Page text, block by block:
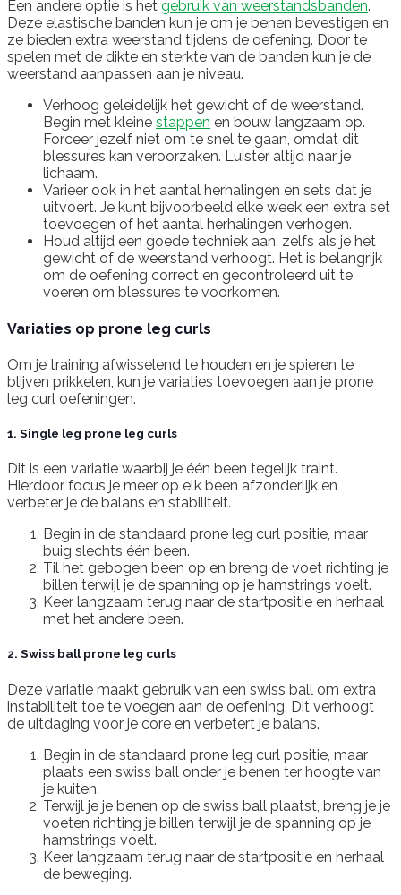
Een andere optie is het gebruik van weerstandsbanden.
Deze elastische banden kun je om je benen bevestigen en
ze bieden extra weerstand tijdens de oefening. Door te
spelen met de dikte en sterkte van de banden kun je de
weerstand aanpassen aan je niveau.
Verhoog geleidelijk het gewicht of de weerstand.
Begin met kleine stappen en bouw langzaam op.
Forceer jezelf niet om te snel te gaan, omdat dit
blessures kan veroorzaken. Luister altijd naar je
lichaam.
Varieer ook in het aantal herhalingen en sets dat je
uitvoert. Je kunt bijvoorbeeld elke week een extra set
toevoegen of het aantal herhalingen verhogen.
Houd altijd een goede techniek aan, zelfs als je het
gewicht of de weerstand verhoogt. Het is belangrijk
om de oefening correct en gecontroleerd uit te
voeren om blessures te voorkomen.
Variaties op prone leg curls
Om je training afwisselend te houden en je spieren te
blijven prikkelen, kun je variaties toevoegen aan je prone
leg curl oefeningen.
1. Single leg prone leg curls
Dit is een variatie waarbij je één been tegelijk traint.
Hierdoor focus je meer op elk been afzonderlijk en
verbeter je de balans en stabiliteit.
Begin in de standaard prone leg curl positie, maar
buig slechts één been.
Til het gebogen been op en breng de voet richting je
billen terwijl je de spanning op je hamstrings voelt.
Keer langzaam terug naar de startpositie en herhaal
met het andere been.
2. Swiss ball prone leg curls
Deze variatie maakt gebruik van een swiss ball om extra
instabiliteit toe te voegen aan de oefening. Dit verhoogt
de uitdaging voor je core en verbetert je balans.
Begin in de standaard prone leg curl positie, maar
plaats een swiss ball onder je benen ter hoogte van
je kuiten.
Terwijl je je benen op de swiss ball plaatst, breng je je
voeten richting je billen terwijl je de spanning op je
hamstrings voelt.
Keer langzaam terug naar de startpositie en herhaal
de beweging.